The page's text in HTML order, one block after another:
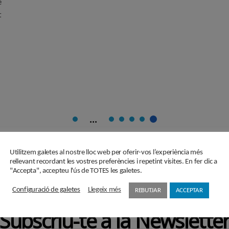
...
te a la
Utilitzem galetes al nostre lloc web per oferir-vos l’experiència més
rellevant recordant les vostres preferències i repetint visites. En fer clic a
"Accepta", accepteu l'ús de TOTES les galetes.
Configuració de galetes Llegeix més REBUTJAR ACCEPTAR